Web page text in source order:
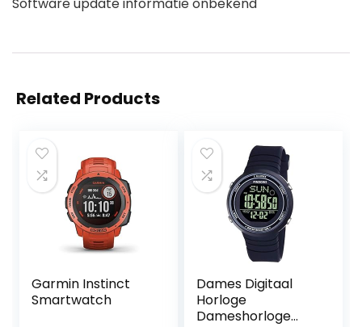
Software update informatie onbekend
Related Products
Garmin Instinct
Smartwatch
Dames Digitaal
Horloge
Dameshorloge